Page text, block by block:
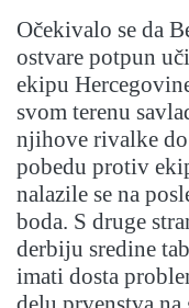
Očekivalo se da
ostvare potpun
ekipu
svom terenu
njihove rivalke do
pobedu protiv
nalazile se na
boda. S druge
derbiju sredine
imati dosta